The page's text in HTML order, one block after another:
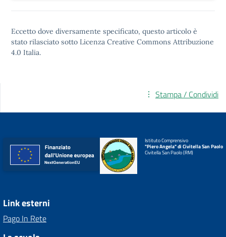
Eccetto dove diversamente specificato, questo articolo è
stato rilasciato sotto Licenza Creative Commons Attribuzione
4.0 Italia.
Stampa / Condividi
Istituto Comprensivo
"Piero Angela" di Civitella San Paolo
Civitella San Paolo (RM)
Link esterni
Pago In Rete